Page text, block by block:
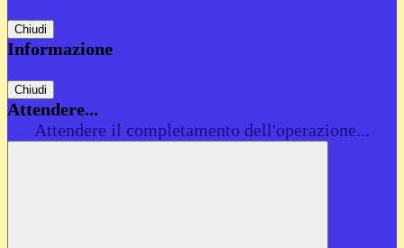
Chiudi
Informazione
Chiudi
Attendere...
Attendere il completamento dell'operazione...